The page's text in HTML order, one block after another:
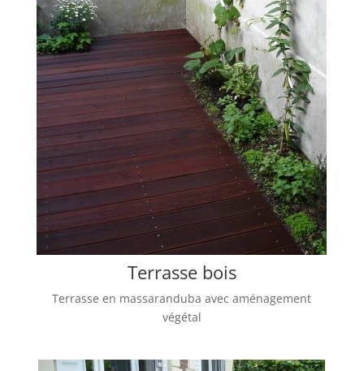
Terrasse bois
Terrasse en massaranduba avec aménagement
végétal